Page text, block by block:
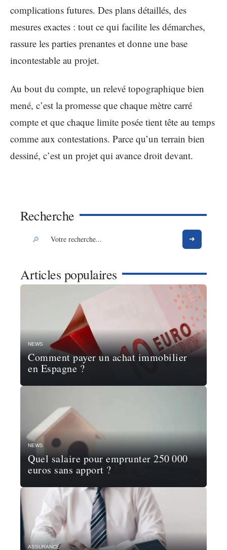
complications futures. Des plans détaillés, des
mesures exactes : tout ce qui facilite les démarches,
rassure les parties prenantes et donne une base
incontestable au projet.
Au bout du compte, un relevé topographique bien
mené, c’est la promesse que chaque mètre carré
compte et que chaque limite posée tient tête au temps
comme aux contestations. Parce qu’un terrain bien
dessiné, c’est un projet qui avance droit devant.
Recherche
Articles populaires
NEWS
Comment payer un achat immobilier
en Espagne ?
NEWS
Quel salaire pour emprunter 250 000
euros sans apport ?
ASSURANCE